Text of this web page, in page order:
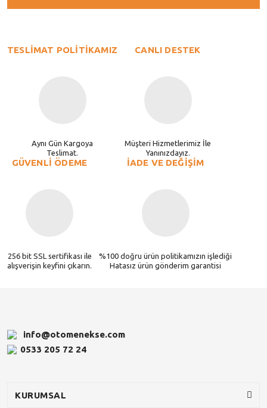
TESLİMAT POLİTİKAMIZ
Aynı Gün Kargoya
Teslimat.
CANLI DESTEK
Müşteri Hizmetlerimiz İle
Yanınızdayız.
GÜVENLİ ÖDEME
256 bit SSL sertifikası ile
alışverişin keyfini çıkarın.
İADE VE DEĞİŞİM
%100 doğru ürün politikamızın işlediği
Hatasız ürün gönderim garantisi
info@otomenekse.com
0533 205 72 24
KURUMSAL